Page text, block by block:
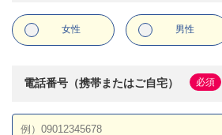
女性 男性
電話番号（携帯またはご自宅） 必須